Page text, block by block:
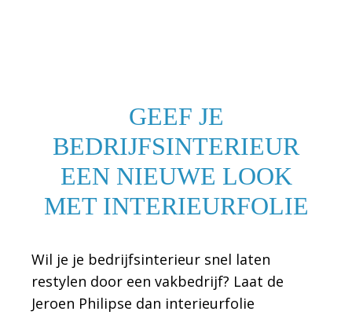
GEEF JE
BEDRIJFSINTERIEUR
EEN NIEUWE LOOK
MET INTERIEURFOLIE
Wil je je bedrijfsinterieur snel laten
restylen door een vakbedrijf? Laat de
Jeroen Philipse dan interieurfolie